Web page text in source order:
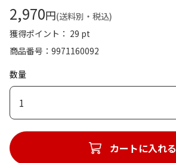
2,970円(送料別・税込)
獲得ポイント： 29 pt
商品番号
9971160092
数量
1
カートに入れる